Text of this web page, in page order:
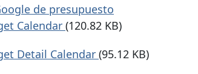
de presupuesto
Calendar (120.82 KB)
Detail Calendar (95.12 KB)